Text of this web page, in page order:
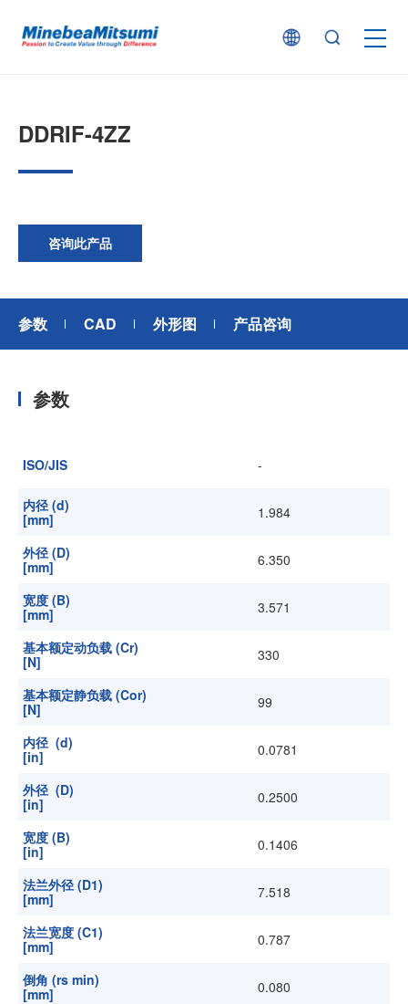
新闻
企业信息
加入我们
DDRIF-4ZZ
咨询此产品
参数 CAD 外形图 产品咨询
参数
ISO/JIS -
内径 (d)
[mm]
1.984
外径 (D)
[mm]
6.350
宽度 (B)
[mm]
3.571
基本额定动负载 (Cr)
[N]
330
基本额定静负载 (Cor)
[N]
99
内径 (d)
[in]
0.0781
外径 (D)
[in]
0.2500
宽度 (B)
[in]
0.1406
法兰外径 (D1)
[mm]
7.518
法兰宽度 (C1)
[mm]
0.787
倒角 (rs min)
[mm]
0.080